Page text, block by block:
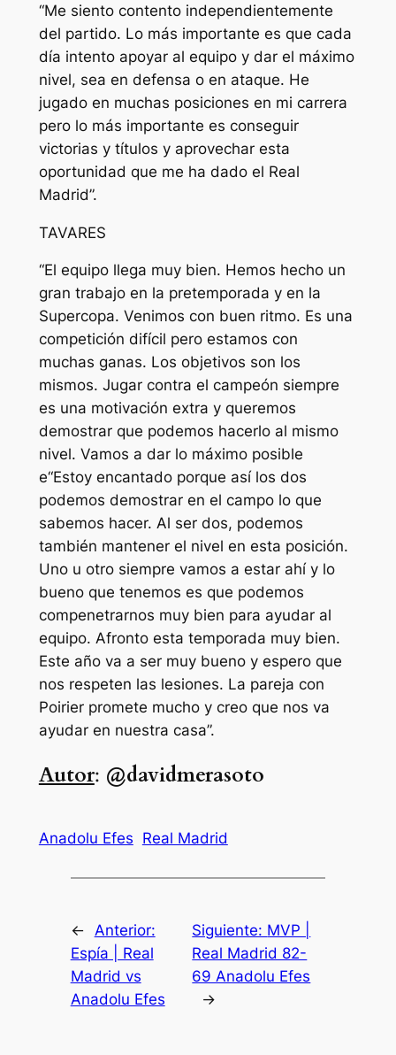
“Me siento contento independientemente
del partido. Lo más importante es que cada
día intento apoyar al equipo y dar el máximo
nivel, sea en defensa o en ataque. He
jugado en muchas posiciones en mi carrera
pero lo más importante es conseguir
victorias y títulos y aprovechar esta
oportunidad que me ha dado el Real
Madrid”.
TAVARES
“El equipo llega muy bien. Hemos hecho un
gran trabajo en la pretemporada y en la
Supercopa. Venimos con buen ritmo. Es una
competición difícil pero estamos con
muchas ganas. Los objetivos son los
mismos. Jugar contra el campeón siempre
es una motivación extra y queremos
demostrar que podemos hacerlo al mismo
nivel. Vamos a dar lo máximo posible
e“Estoy encantado porque así los dos
podemos demostrar en el campo lo que
sabemos hacer. Al ser dos, podemos
también mantener el nivel en esta posición.
Uno u otro siempre vamos a estar ahí y lo
bueno que tenemos es que podemos
compenetrarnos muy bien para ayudar al
equipo. Afronto esta temporada muy bien.
Este año va a ser muy bueno y espero que
nos respeten las lesiones. La pareja con
Poirier promete mucho y creo que nos va
ayudar en nuestra casa”.
Autor: @davidmerasoto
Anadolu Efes Real Madrid
←
Anterior:
Espía | Real
Madrid vs
Anadolu Efes
Siguiente: MVP |
Real Madrid 82-
69 Anadolu Efes
→